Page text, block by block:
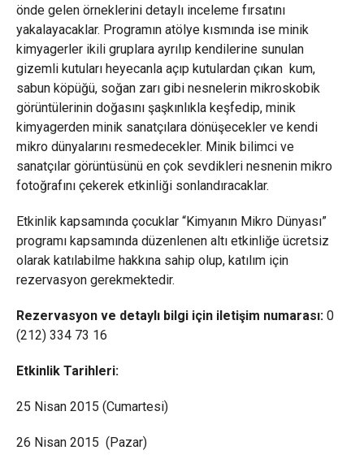
önde gelen örneklerini detaylı inceleme fırsatını
yakalayacaklar. Programın atölye kısmında ise minik
kimyagerler ikili gruplara ayrılıp kendilerine sunulan
gizemli kutuları heyecanla açıp kutulardan çıkan kum,
sabun köpüğü, soğan zarı gibi nesnelerin mikroskobik
görüntülerinin doğasını şaşkınlıkla keşfedip, minik
kimyagerden minik sanatçılara dönüşecekler ve kendi
mikro dünyalarını resmedecekler. Minik bilimci ve
sanatçılar görüntüsünü en çok sevdikleri nesnenin mikro
fotoğrafını çekerek etkinliği sonlandıracaklar.
Etkinlik kapsamında çocuklar “Kimyanın Mikro Dünyası”
programı kapsamında düzenlenen altı etkinliğe ücretsiz
olarak katılabilme hakkına sahip olup, katılım için
rezervasyon gerekmektedir.
Rezervasyon ve detaylı bilgi için iletişim numarası:0
(212) 334 73 16
Etkinlik Tarihleri:
25 Nisan 2015 (Cumartesi)
26 Nisan 2015 (Pazar)